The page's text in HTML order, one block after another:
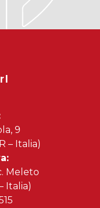
9
– Italia)
Meleto
Italia)